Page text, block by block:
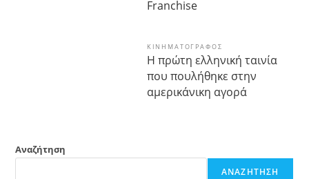
Franchise
ΚΙΝΗΜΑΤΟΓΡΆΦΟΣ
Η πρώτη ελληνική ταινία
που πουλήθηκε στην
αμερικάνικη αγορά
Αναζήτηση
ΑΝΑΖΉΤΗΣΗ